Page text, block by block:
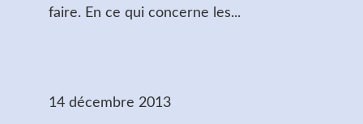
faire. En ce qui concerne les...
14 décembre 2013